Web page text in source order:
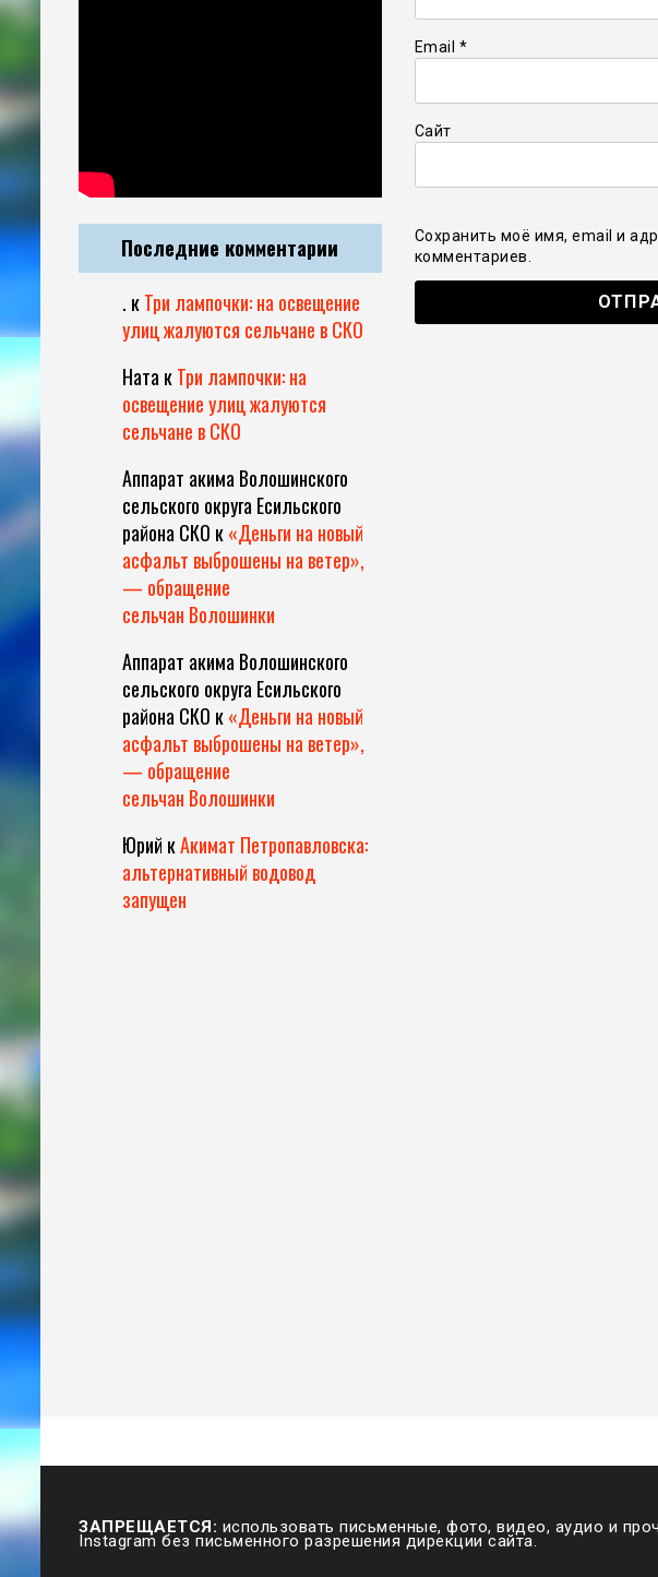
Email *
Сайт
Сохранить моё имя, email и
комментариев.
Последние комментарии
. кТри лампочки: на освещение
улиц жалуются сельчане в СКО
Ната кТри лампочки: на
освещение улиц жалуются
сельчане в СКО
Аппарат акима Волошинского
сельского округа Есильского
района СКО к«Деньги на новый
асфальт выброшены на ветер»,
— обращение
сельчан Волошинки
Аппарат акима Волошинского
сельского округа Есильского
района СКО к«Деньги на новый
асфальт выброшены на ветер»,
— обращение
сельчан Волошинки
Юрий кАкимат Петропавловска:
альтернативный водовод
запущен
ЗАПРЕЩАЕТСЯ: использовать письменные, фото, видео, аудио и
Instagram без письменного разрешения дирекции сайта.